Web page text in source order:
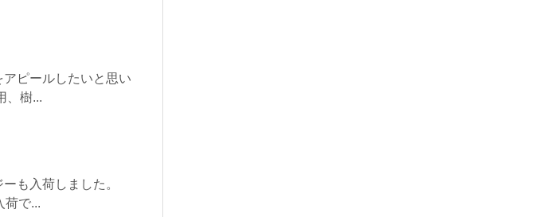
ピールしたいと思い
、樹...
も入荷しました。
荷で...